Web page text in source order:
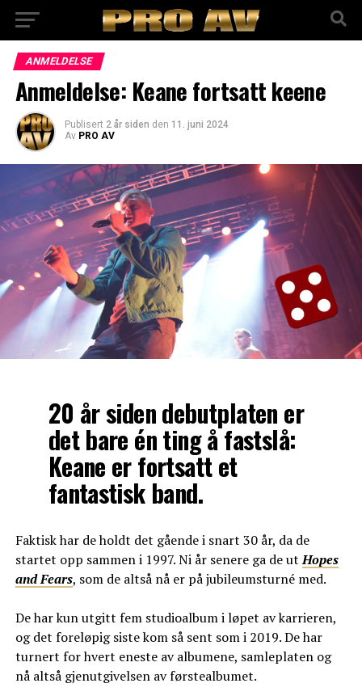
ANMELDELSE
Anmeldelse: Keane fortsatt keene
Publisert 2 år siden den 11. juni 2024
Av PRO AV
20 år siden debutplaten er
det bare én ting å fastslå:
Keane er fortsatt et
fantastisk band.
Faktisk har de holdt det gående i snart 30 år, da de
startet opp sammen i 1997. Ni år senere ga de utHopes
and Fears, som de altså nå er på jubileumsturné med.
De har kun utgitt fem studioalbum i løpet av karrieren,
og det foreløpig siste kom så sent som i 2019. De har
turnert for hvert eneste av albumene, samleplaten og
nå altså gjenutgivelsen av førstealbumet.